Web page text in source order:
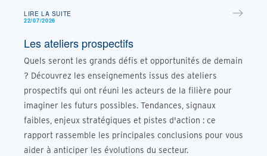
LIRE LA SUITE
22/07/2026
Les ateliers prospectifs
Quels seront les grands défis et opportunités de demain
? Découvrez les enseignements issus des ateliers
prospectifs qui ont réuni les acteurs de la filière pour
imaginer les futurs possibles. Tendances, signaux
faibles, enjeux stratégiques et pistes d'action : ce
rapport rassemble les principales conclusions pour vous
aider à anticiper les évolutions du secteur.